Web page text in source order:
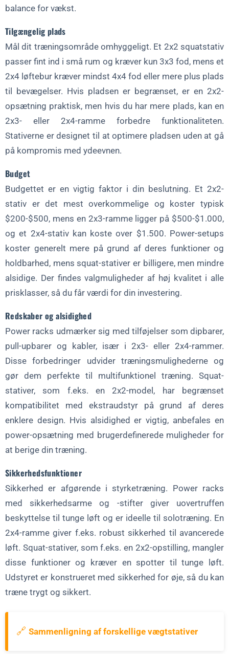
balance for vækst.
Tilgængelig plads
Mål dit træningsområde omhyggeligt. Et 2x2 squatstativ
passer fint ind i små rum og kræver kun 3x3 fod, mens et
2x4 løftebur kræver mindst 4x4 fod eller mere plus plads
til bevægelser. Hvis pladsen er begrænset, er en 2x2-
opsætning praktisk, men hvis du har mere plads, kan en
2x3- eller 2x4-ramme forbedre funktionaliteten.
Stativerne er designet til at optimere pladsen uden at gå
på kompromis med ydeevnen.
Budget
Budgettet er en vigtig faktor i din beslutning. Et 2x2-
stativ er det mest overkommelige og koster typisk
$200-$500, mens en 2x3-ramme ligger på $500-$1.000,
og et 2x4-stativ kan koste over $1.500. Power-setups
koster generelt mere på grund af deres funktioner og
holdbarhed, mens squat-stativer er billigere, men mindre
alsidige. Der findes valgmuligheder af høj kvalitet i alle
prisklasser, så du får værdi for din investering.
Redskaber og alsidighed
Power racks udmærker sig med tilføjelser som dipbarer,
pull-upbarer og kabler, især i 2x3- eller 2x4-rammer.
Disse forbedringer udvider træningsmulighederne og
gør dem perfekte til multifunktionel træning. Squat-
stativer, som f.eks. en 2x2-model, har begrænset
kompatibilitet med ekstraudstyr på grund af deres
enklere design. Hvis alsidighed er vigtig, anbefales en
power-opsætning med brugerdefinerede muligheder for
at berige din træning.
Sikkerhedsfunktioner
Sikkerhed er afgørende i styrketræning. Power racks
med sikkerhedsarme og -stifter giver uovertruffen
beskyttelse til tunge løft og er ideelle til solotræning. En
2x4-ramme giver f.eks. robust sikkerhed til avancerede
løft. Squat-stativer, som f.eks. en 2x2-opstilling, mangler
disse funktioner og kræver en spotter til tunge løft.
Udstyret er konstrueret med sikkerhed for øje, så du kan
træne trygt og sikkert.
🔗 Sammenligning af forskellige vægtstativer